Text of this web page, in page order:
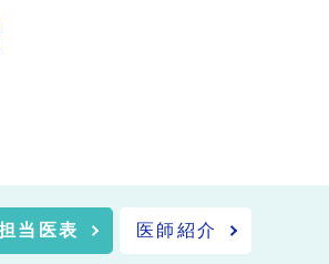
当医表 医師紹介